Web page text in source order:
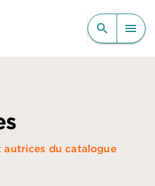
CONTENU
search menu
autrices du catalogue